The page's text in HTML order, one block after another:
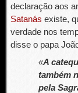
declaração aos
Satanás existe,
verdade nos
disse o papa
«A
também
pela